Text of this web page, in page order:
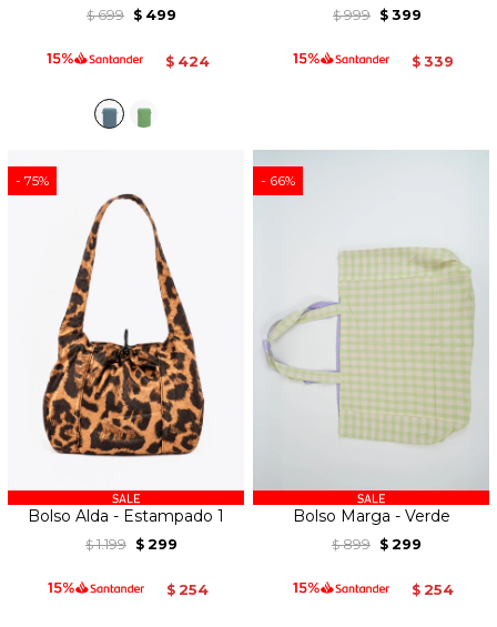
$ 699 $ 499
$ 424
$ 999 $ 399
$ 339
75
Bolso Alda - Estampado 1
$ 1.199 $ 299
$ 254
66
Bolso Marga - Verde
$ 899 $ 299
$ 254